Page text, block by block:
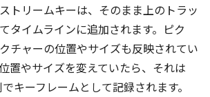
トリームキーは、そのまま上のトラッ
タイムラインに追加されます。ピク
チャーの位置やサイズも反映されてい
置やサイズを変えていたら、それは
キーフレームとして記録されます。